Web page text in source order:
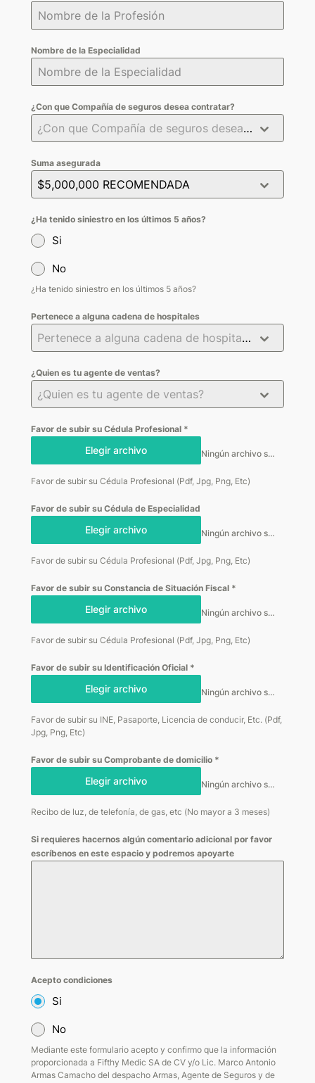
Nombre de la Especialidad
¿Con que Compañía de seguros desea contratar?
¿Con que Compañía de seguros desea contratar?
Suma asegurada
$5,000,000 RECOMENDADA
¿Ha tenido siniestro en los últimos 5 años?
Si
No
¿Ha tenido siniestro en los últimos 5 años?
Pertenece a alguna cadena de hospitales
Pertenece a alguna cadena de hospitales
¿Quien es tu agente de ventas?
¿Quien es tu agente de ventas?
Favor de subir su Cédula Profesional *
Elegir archivo Ningún archivo seleccionado
Favor de subir su Cédula Profesional (Pdf, Jpg, Png, Etc)
Favor de subir su Cédula de Especialidad
Elegir archivo Ningún archivo seleccionado
Favor de subir su Cédula Profesional (Pdf, Jpg, Png, Etc)
Favor de subir su Constancia de Situación Fiscal *
Elegir archivo Ningún archivo seleccionado
Favor de subir su Cédula Profesional (Pdf, Jpg, Png, Etc)
Favor de subir su Identificación Oficial *
Elegir archivo Ningún archivo seleccionado
Favor de subir su INE, Pasaporte, Licencia de conducir, Etc. (Pdf,
Jpg, Png, Etc)
Favor de subir su Comprobante de domicilio *
Elegir archivo Ningún archivo seleccionado
Recibo de luz, de telefonía, de gas, etc (No mayor a 3 meses)
Si requieres hacernos algún comentario adicional por favor
escríbenos en este espacio y podremos apoyarte
Acepto condiciones
Si
No
Mediante este formulario acepto y confirmo que la información
proporcionada a Fifthy Medic SA de CV y/o Lic. Marco Antonio
Armas Camacho del despacho Armas, Agente de Seguros y de